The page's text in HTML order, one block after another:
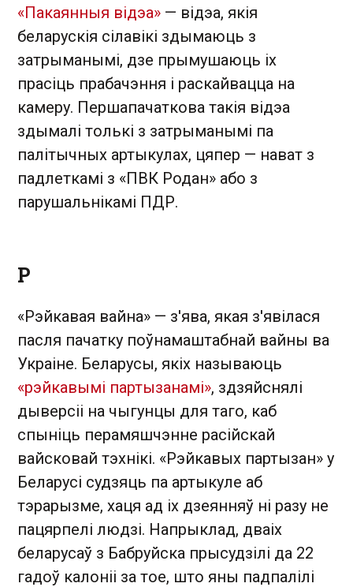
«Пакаянныя відэа» — відэа, якія
беларускія сілавікі здымаюць з
затрыманымі, дзе прымушаюць іх
прасіць прабачэння і раскайвацца на
камеру. Першапачаткова такія відэа
здымалі толькі з затрыманымі па
палітычных артыкулах, цяпер — нават з
падлеткамі з «ПВК Родан» або з
парушальнікамі ПДР.
Р
«Рэйкавая вайна» — з'ява, якая з'явілася
пасля пачатку поўнамаштабнай вайны ва
Украіне. Беларусы, якіх называюць
«рэйкавымі партызанамі», здзяйснялі
дыверсіі на чыгунцы для таго, каб
спыніць перамяшчэнне расійскай
вайсковай тэхнікі. «Рэйкавых партызан» у
Беларусі судзяць па артыкуле аб
тэрарызме, хаця ад іх дзеянняў ні разу не
пацярпелі людзі. Напрыклад, дваіх
беларусаў з Бабруйска прысудзілі да 22
гадоў калоніі за тое, што яны падпалілі